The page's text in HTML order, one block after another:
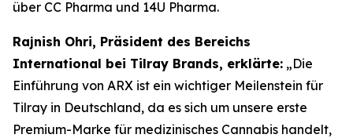
über CC Pharma und 14U Pharma.
Rajnish Ohri, Präsident des Bereichs
International bei Tilray Brands, erklärte: „Die
Einführung von ARX ist ein wichtiger Meilenstein für
Tilray in Deutschland, da es sich um unsere erste
Premium-Marke für medizinisches Cannabis handelt,